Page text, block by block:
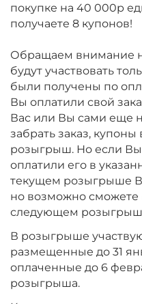
покупке на 40 000р
получаете 8 купонов!
Обращаем внимание
будут участвовать
были получены по
Вы оплатили свой
Вас или Вы сами еще
забрать заказ,
розыгрыш. Но если Вы
оплатили его в
текущем розыгрыше
но возможно сможете
следующем
В розыгрыше
размещенные до 31
оплаченные до 6
розыгрыша.